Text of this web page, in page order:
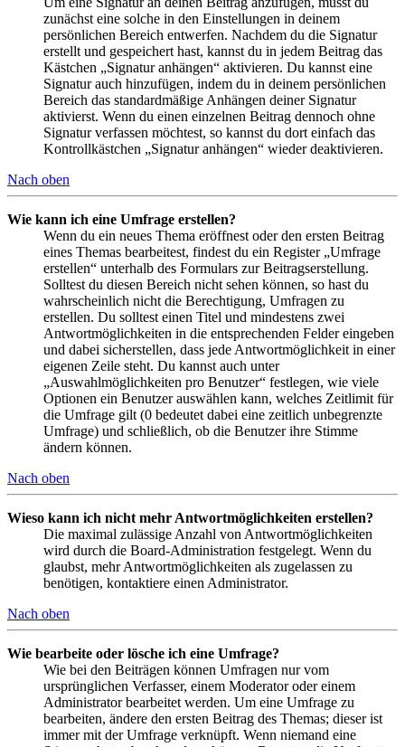
zunächst eine solche in den Einstellungen in deinem
persönlichen Bereich entwerfen. Nachdem du die Signatur
erstellt und gespeichert hast, kannst du in jedem Beitrag das
Kästchen „Signatur anhängen“ aktivieren. Du kannst eine
Signatur auch hinzufügen, indem du in deinem persönlichen
Bereich das standardmäßige Anhängen deiner Signatur
aktivierst. Wenn du einen einzelnen Beitrag dennoch ohne
Signatur verfassen möchtest, so kannst du dort einfach das
Kontrollkästchen „Signatur anhängen“ wieder deaktivieren.
Nach oben
Wie kann ich eine Umfrage erstellen?
Wenn du ein neues Thema eröffnest oder den ersten Beitrag
eines Themas bearbeitest, findest du ein Register „Umfrage
erstellen“ unterhalb des Formulars zur Beitragserstellung.
Solltest du diesen Bereich nicht sehen können, so hast du
wahrscheinlich nicht die Berechtigung, Umfragen zu
erstellen. Du solltest einen Titel und mindestens zwei
Antwortmöglichkeiten in die entsprechenden Felder eingeben
und dabei sicherstellen, dass jede Antwortmöglichkeit in einer
eigenen Zeile steht. Du kannst auch unter
„Auswahlmöglichkeiten pro Benutzer“ festlegen, wie viele
Optionen ein Benutzer auswählen kann, welches Zeitlimit für
die Umfrage gilt (0 bedeutet dabei eine zeitlich unbegrenzte
Umfrage) und schließlich, ob die Benutzer ihre Stimme
ändern können.
Nach oben
Wieso kann ich nicht mehr Antwortmöglichkeiten erstellen?
Die maximal zulässige Anzahl von Antwortmöglichkeiten
wird durch die Board-Administration festgelegt. Wenn du
glaubst, mehr Antwortmöglichkeiten als zugelassen zu
benötigen, kontaktiere einen Administrator.
Nach oben
Wie bearbeite oder lösche ich eine Umfrage?
Wie bei den Beiträgen können Umfragen nur vom
ursprünglichen Verfasser, einem Moderator oder einem
Administrator bearbeitet werden. Um eine Umfrage zu
bearbeiten, ändere den ersten Beitrag des Themas; dieser ist
immer mit der Umfrage verknüpft. Wenn niemand eine